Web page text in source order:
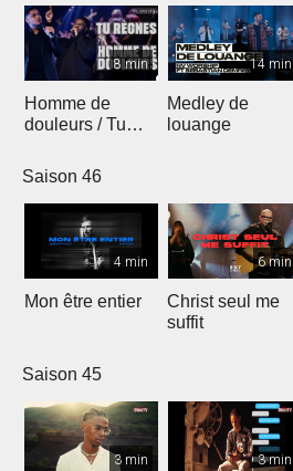
8 min
Homme de
douleurs / Tu
14 min
Medley de
louange
Saison 46
4 min
Mon être entier
6 min
Christ seul me
suffit
Saison 45
3 min 3 min